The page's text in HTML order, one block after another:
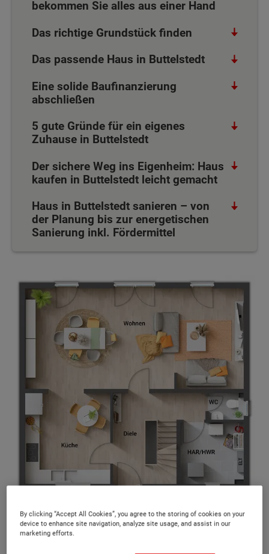
bekommen Sie alles aus einer Hand
Das richtige Grundstück finden
Das passende Haus in Buttelstedt
Eine solide Baufinanzierung
abschließen
5 gute Gründe für ein eigenes
Zuhause in Buttelstedt
Der sichere Weg ins Eigenheim: Haus
kaufen in Buttelstedt leicht gemacht
Haus in Buttelstedt sanieren – von
der Planung bis zur energetischen
Sanierung inkl. Fördermittel
Alle 40 Massivhaustypen bieten Ihnen mehrere Grundriss-
Varianten und somit ein Höchstmaß an Flexibilität.
By clicking “Accept All Cookies”, you agree to the storing of cookies on your
device to enhance site navigation, analyze site usage, and assist in our
marketing efforts.